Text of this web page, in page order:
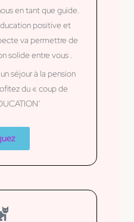
en tant que guide.
positive et
va permettre de
solide entre vous .
séjour à la pension
du « coup de